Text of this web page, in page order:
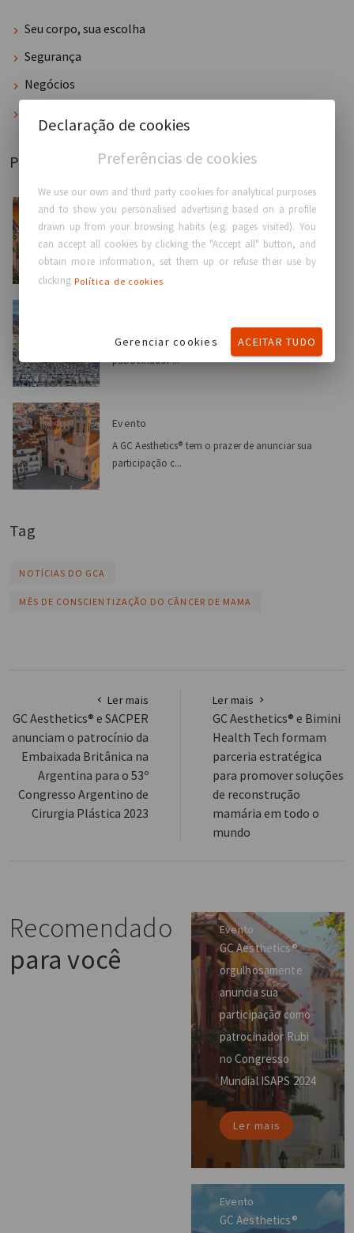
Seu corpo, sua escolha
Segurança
Negócios
Postado recentemente
Evento
GC Aesthetics® orgulhosamente anuncia sua
participação como ...
GC Aesthetics® tem o prazer de participar como
patrocinador ...
Evento
A GC Aesthetics® tem o prazer de anunciar sua
participação c...
Tag
NOTÍCIAS DO GCA
MÊS DE CONSCIENTIZAÇÃO DO CÂNCER DE MAMA
Ler mais
GC Aesthetics® e SACPER
anunciam o patrocínio da
Embaixada Britânica na
Argentina para o 53º
Congresso Argentino de
Cirurgia Plástica 2023
Ler mais
GC Aesthetics® e Bimini
Health Tech formam
parceria estratégica
para promover soluções
de reconstrução
mamária em todo o
mundo
Recomendado
para você
Evento
GC Aesthetics®
orgulhosamente
anuncia sua
participação como
patrocinador Rubi
no Congresso
Mundial ISAPS 2024
Ler mais
Evento
GC Aesthetics®
Declaração de cookies
Preferências de cookies
We use our own and third party cookies for analytical purposes
and to show you personalised advertising based on a profile
drawn up from your browsing habits (e.g. pages visited). You
can accept all cookies by clicking the "Accept all" button, and
obtain more information, set them up or refuse their use by
clicking Política de cookies
Gerenciar cookies ACEITAR TUDO